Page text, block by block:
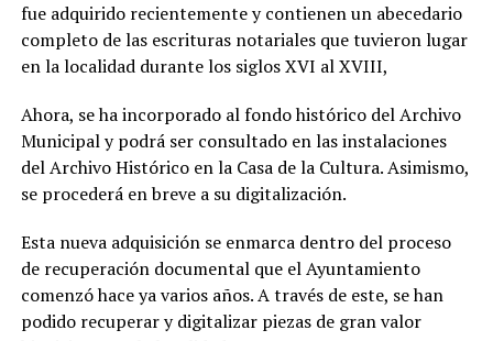
fue adquirido recientemente y contienen un abecedario
completo de las escrituras notariales que tuvieron lugar
en la localidad durante los siglos XVI al XVIII,
Ahora, se ha incorporado al fondo histórico del Archivo
Municipal y podrá ser consultado en las instalaciones
del Archivo Histórico en la Casa de la Cultura. Asimismo,
se procederá en breve a su digitalización.
Esta nueva adquisición se enmarca dentro del proceso
de recuperación documental que el Ayuntamiento
comenzó hace ya varios años. A través de este, se han
podido recuperar y digitalizar piezas de gran valor